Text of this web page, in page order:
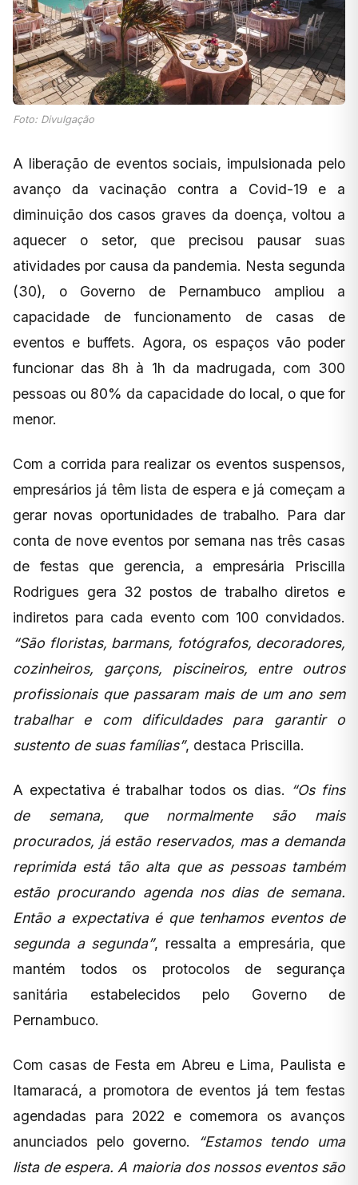
Foto: Divulgação
A liberação de eventos sociais, impulsionada pelo
avanço da vacinação contra a Covid-19 e a
diminuição dos casos graves da doença, voltou a
aquecer o setor, que precisou pausar suas
atividades por causa da pandemia. Nesta segunda
(30), o Governo de Pernambuco ampliou a
capacidade de funcionamento de casas de
eventos e buffets. Agora, os espaços vão poder
funcionar das 8h à 1h da madrugada, com 300
pessoas ou 80% da capacidade do local, o que for
menor.
Com a corrida para realizar os eventos suspensos,
empresários já têm lista de espera e já começam a
gerar novas oportunidades de trabalho. Para dar
conta de nove eventos por semana nas três casas
de festas que gerencia, a empresária Priscilla
Rodrigues gera 32 postos de trabalho diretos e
indiretos para cada evento com 100 convidados.
“São floristas, barmans, fotógrafos, decoradores,
cozinheiros, garçons, piscineiros, entre outros
profissionais que passaram mais de um ano sem
trabalhar e com dificuldades para garantir o
sustento de suas famílias”, destaca Priscilla.
A expectativa é trabalhar todos os dias. “Os fins
de semana, que normalmente são mais
procurados, já estão reservados, mas a demanda
reprimida está tão alta que as pessoas também
estão procurando agenda nos dias de semana.
Então a expectativa é que tenhamos eventos de
segunda a segunda”, ressalta a empresária, que
mantém todos os protocolos de segurança
sanitária estabelecidos pelo Governo de
Pernambuco.
Com casas de Festa em Abreu e Lima, Paulista e
Itamaracá, a promotora de eventos já tem festas
agendadas para 2022 e comemora os avanços
anunciados pelo governo.
“Estamos tendo uma
lista de espera. A maioria dos nossos eventos são